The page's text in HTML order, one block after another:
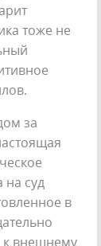
тоже не
за
на суд
в
к внешнему